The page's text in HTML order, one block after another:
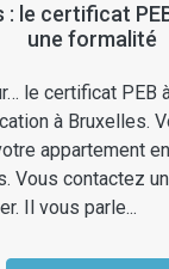
: le certificat
une formalité
le certificat PEB
à Bruxelles.
appartement
Vous contactez
Il vous parle...